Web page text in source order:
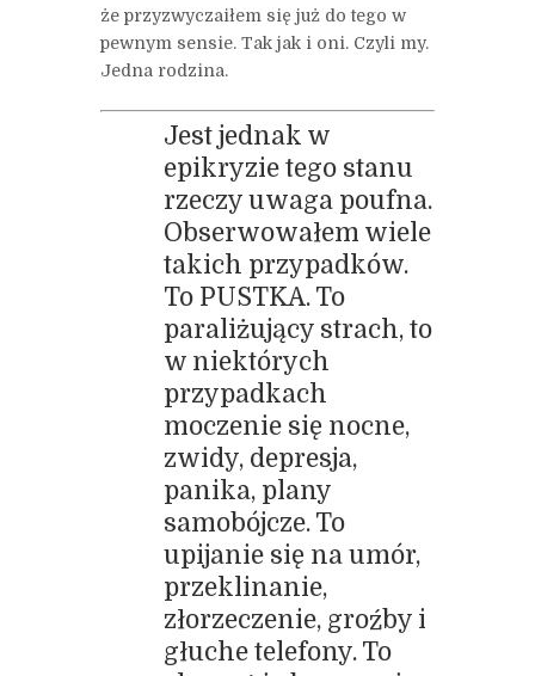
że przyzwyczaiłem się już do tego w
pewnym sensie. Tak jak i oni. Czyli my.
Jedna rodzina.
Jest jednak w
epikryzie tego stanu
rzeczy uwaga poufna.
Obserwowałem wiele
takich przypadków.
To PUSTKA. To
paraliżujący strach, to
w niektórych
przypadkach
moczenie się nocne,
zwidy, depresja,
panika, plany
samobójcze. To
upijanie się na umór,
przeklinanie,
złorzeczenie, groźby i
głuche telefony. To